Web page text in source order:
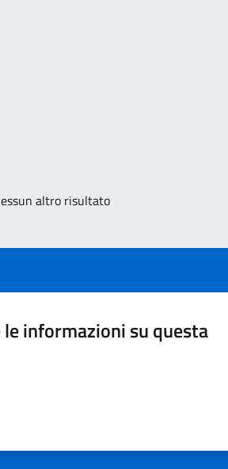
altro risultato
informazioni su questa